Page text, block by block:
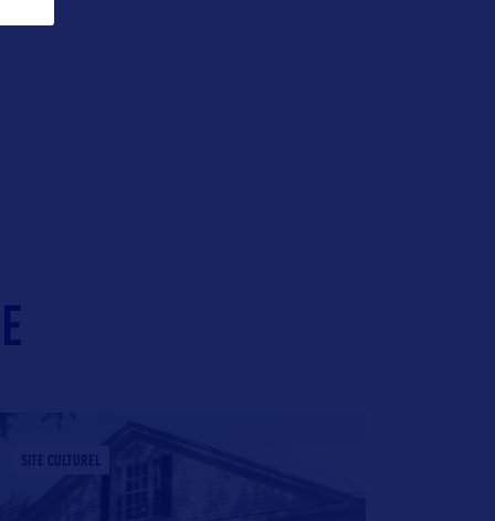
SITE CULTUREL